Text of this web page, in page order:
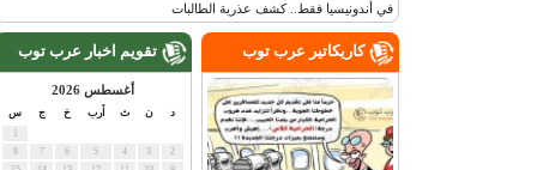
في أندونيسيا فقط.. كشف عذرية الطالبات
تقويم اخبار عرب توب
أغسطس 2026
أرب س
كاريكاتير عرب توب